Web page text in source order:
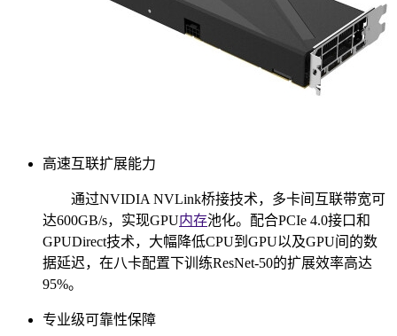
高速互联扩展能力
通过NVIDIA NVLink桥接技术，多卡间互联带宽可
达600GB/s，实现GPU内存池化。配合PCIe 4.0接口和
GPUDirect技术，大幅降低CPU到GPU以及GPU间的数
据延迟，在八卡配置下训练ResNet-50的扩展效率高达
95%。
专业级可靠性保障